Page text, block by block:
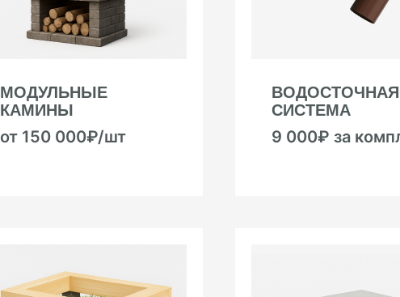
МОДУЛЬНЫЕ
КАМИНЫ
от 150 000₽/шт
ВОДОСТОЧНАЯ
СИСТЕМА
9 000₽ за